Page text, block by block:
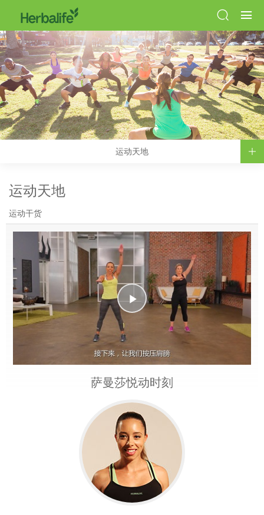
运动天地
运动天地
运动干货
Play
萨曼莎悦动时刻